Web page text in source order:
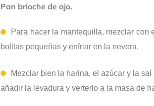
Pan brioche de ajo.
Para hacer la mantequilla, mezclar
bolitas pequeñas y enfriar en la nevera.
Mezclar bien la harina, el azúcar y la
añadir la levadura y verterlo a la masa de